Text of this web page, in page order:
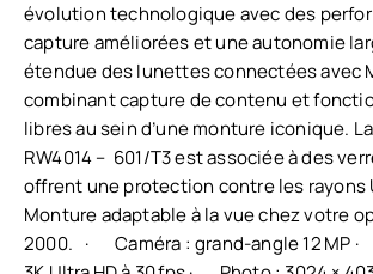
évolution technologique avec des
capture améliorées et une autonomie
étendue des lunettes connectées avec
combinant capture de contenu et
libres au sein d’une monture iconique.
RW4014 – 601/T3 est associée à des
offrent une protection contre les rayons
Monture adaptable à la vue chez votre
2000. · Caméra : grand-angle 12 MP